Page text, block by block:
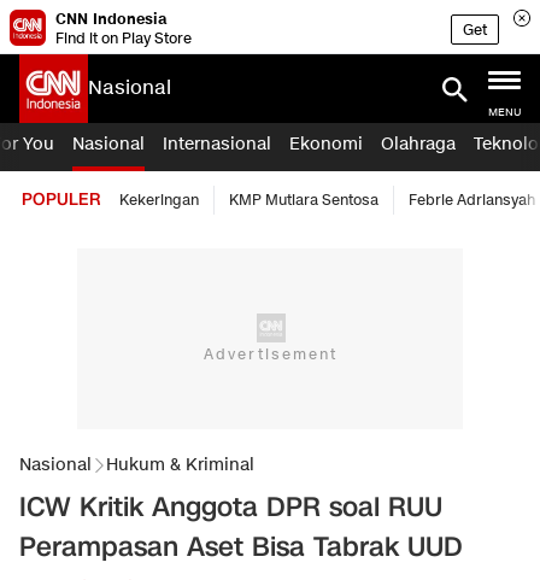
CNN Indonesia
Find it on Play Store
Get
Nasional
MENU
You Nasional Internasional Ekonomi Olahraga
POPULER Kekeringan KMP Mutiara Sentosa Febrie Adriansyah
Nasional Hukum & Kriminal
ICW Kritik Anggota DPR soal RUU
Perampasan Aset Bisa Tabrak UUD